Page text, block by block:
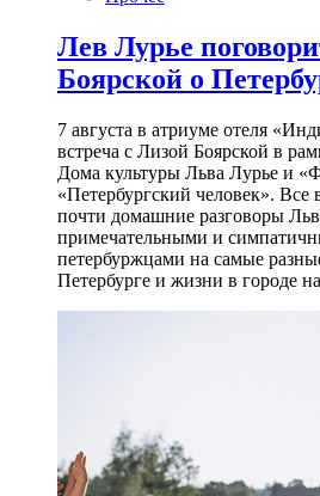
Лев Лурье
Боярской о
7 августа в атриуме отеля
встреча с Лизой Боярской в
Дома культуры Льва Лурье и
«Петербургский человек». Все
почти домашние разговоры
примечательными и
петербуржцами на самые
Петербурге и жизни в городе